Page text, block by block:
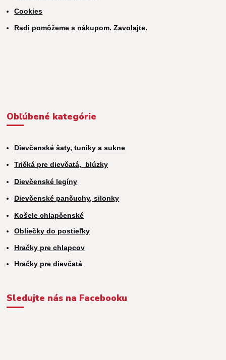
Cookies
Radi pomôžeme s nákupom. Zavolajte.
Obľúbené kategórie
Dievčenské šaty, tuniky a sukne
Tričká pre dievčatá, blúzky
Dievčenské legíny
Dievčenské pančuchy, silonky
Košele chlapčenské
Obliečky do postieľky
Hračky pre chlapcov
Hračky pre dievčatá
Sledujte nás na Facebooku